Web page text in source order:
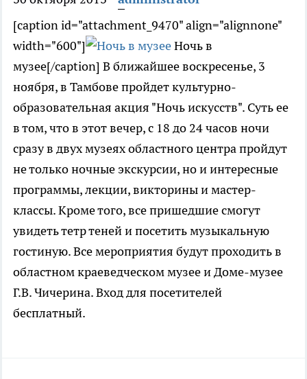
[caption id="attachment_9470" align="alignnone"
width="600"]
Ночь в
музее[/caption] В ближайшее воскресенье, 3
ноября, в Тамбове пройдет культурно-
образовательная акция "Ночь искусств". Суть ее
в том, что в этот вечер, с 18 до 24 часов ночи
сразу в двух музеях областного центра пройдут
не только ночные экскурсии, но и интересные
программы, лекции, викторины и мастер-
классы. Кроме того, все пришедшие смогут
увидеть тетр теней и посетить музыкальную
гостиную. Все мероприятия будут проходить в
областном краеведческом музее и Доме-музее
Г.В. Чичерина. Вход для посетителей
бесплатный.